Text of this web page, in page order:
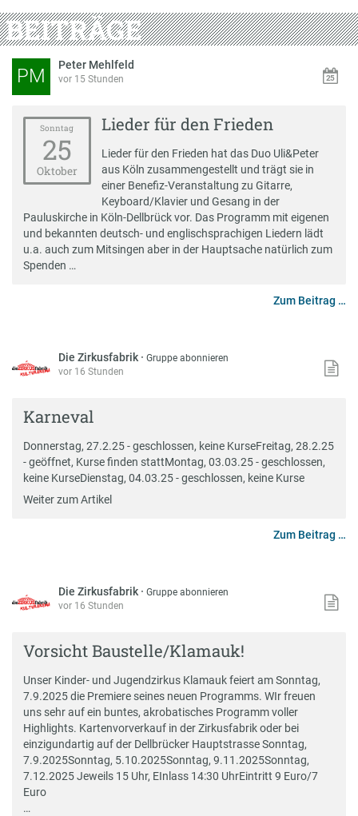
BEITRÄGE
PM Peter Mehlfeld
vor 15 Stunden
Sonntag
25
Oktober
Lieder für den Frieden
Lieder für den Frieden hat das Duo Uli&Peter
aus Köln zusammengestellt und trägt sie in
einer Benefiz-Veranstaltung zu Gitarre,
Keyboard/Klavier und Gesang in der
Pauluskirche in Köln-Dellbrück vor. Das Programm mit eigenen
und bekannten deutsch- und englischsprachigen Liedern lädt
u.a. auch zum Mitsingen aber in der Hauptsache natürlich zum
Spenden …
Zum Beitrag …
Die Zirkusfabrik ·Gruppe abonnieren
vor 16 Stunden
Karneval
Donnerstag, 27.2.25 - geschlossen, keine KurseFreitag, 28.2.25
- geöffnet, Kurse finden stattMontag, 03.03.25 - geschlossen,
keine KurseDienstag, 04.03.25 - geschlossen, keine Kurse
Weiter zum Artikel
Zum Beitrag …
Die Zirkusfabrik ·Gruppe abonnieren
vor 16 Stunden
Vorsicht Baustelle/Klamauk!
Unser Kinder- und Jugendzirkus Klamauk feiert am Sonntag,
7.9.2025 die Premiere seines neuen Programms. WIr freuen
uns sehr auf ein buntes, akrobatisches Programm voller
Highlights. Kartenvorverkauf in der Zirkusfabrik oder bei
einzigundartig auf der Dellbrücker Hauptstrasse Sonntag,
7.9.2025Sonntag, 5.10.2025Sonntag, 9.11.2025Sonntag,
7.12.2025 Jeweils 15 Uhr, EInlass 14:30 UhrEintritt 9 Euro/7
Euro
…